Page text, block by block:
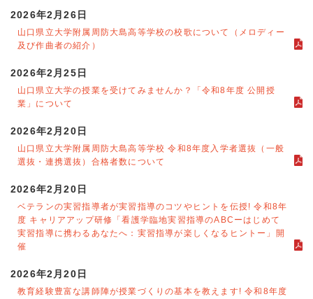
2026年2月26日
山口県立大学附属周防大島高等学校の校歌について（メロディー
及び作曲者の紹介）
2026年2月25日
山口県立大学の授業を受けてみませんか？「令和8年度 公開授
業」について
2026年2月20日
山口県立大学附属周防大島高等学校 令和8年度入学者選抜（一般
選抜・連携選抜）合格者数について
2026年2月20日
ベテランの実習指導者が実習指導のコツやヒントを伝授! 令和8年
度 キャリアアップ研修「看護学臨地実習指導のABCーはじめて
実習指導に携わるあなたへ：実習指導が楽しくなるヒントー」開
催
2026年2月20日
教育経験豊富な講師陣が授業づくりの基本を教えます! 令和8年度